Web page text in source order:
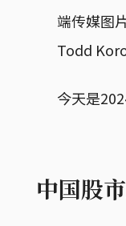
端传媒图
Todd
今天是
中国股